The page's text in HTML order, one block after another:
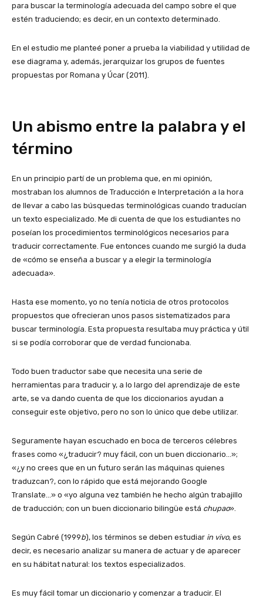
para buscar la terminología adecuada del campo sobre el que
estén traduciendo; es decir, en un contexto determinado.
En el estudio me planteé poner a prueba la viabilidad y utilidad de
ese diagrama y, además, jerarquizar los grupos de fuentes
propuestas por Romana y Úcar (2011).
Un abismo entre la palabra y el
término
En un principio partí de un problema que, en mi opinión,
mostraban los alumnos de Traducción e Interpretación a la hora
de llevar a cabo las búsquedas terminológicas cuando traducían
un texto especializado. Me di cuenta de que los estudiantes no
poseían los procedimientos terminológicos necesarios para
traducir correctamente. Fue entonces cuando me surgió la duda
de «cómo se enseña a buscar y a elegir la terminología
adecuada».
Hasta ese momento, yo no tenía noticia de otros protocolos
propuestos que ofrecieran unos pasos sistematizados para
buscar terminología. Esta propuesta resultaba muy práctica y útil
si se podía corroborar que de verdad funcionaba.
Todo buen traductor sabe que necesita una serie de
herramientas para traducir y, a lo largo del aprendizaje de este
arte, se va dando cuenta de que los diccionarios ayudan a
conseguir este objetivo, pero no son lo único que debe utilizar.
Seguramente hayan escuchado en boca de terceros célebres
frases como «¿traducir? muy fácil, con un buen diccionario…»;
«¿y no crees que en un futuro serán las máquinas quienes
traduzcan?, con lo rápido que está mejorando Google
Translate…» o «yo alguna vez también he hecho algún trabajillo
de traducción; con un buen diccionario bilingüe está chupao».
Según Cabré (1999b), los términos se deben estudiar in vivo, es
decir, es necesario analizar su manera de actuar y de aparecer
en su hábitat natural: los textos especializados.
Es muy fácil tomar un diccionario y comenzar a traducir. El